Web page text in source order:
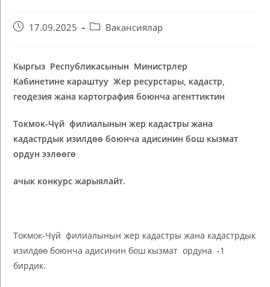
17.09.2025 Вакансиялар
Кыргыз Республикасынын Министрлер
Кабинетине караштуу Жер ресурстары, кадастр,
геодезия жана картография боюнча агенттиктин
Токмок-Чүй филиалынынжер кадастры жана
кадастрдык изилдөө боюнчаадисинин бош кызмат
ордун ээлөөгө
ачык конкурс жарыялайт.
Токмок-Чүй филиалынын жер кадастры жана кадастрдык
изилдөө боюнча адисинин бош кызмат ордуна -1
бирдик.